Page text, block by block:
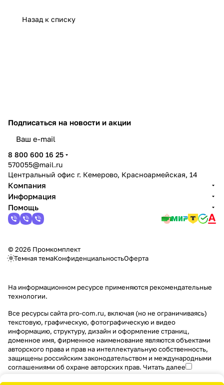
Назад к списку
Подписаться на новости и акции
8 800 600 16 25
570055@mail.ru
Центральный офис г. Кемерово, Красноармейская, 14
Компания
Информация
Помощь
© 2026 Промкомплект
Темная темаКонфиденциальностьОферта
На информационном ресурсе применяются рекомендательные
технологии.
Все ресурсы сайта pro-com.ru, включая (но не ограничиваясь)
текстовую, графическую, фотографическую и видео
информацию, структуру, дизайн и оформление страниц,
доменное имя, фирменное наименование являются объектами
авторского права и прав на интеллектуальную собственность,
защищены российским законодательством и международными
соглашениями об охране авторских прав. Читать далее